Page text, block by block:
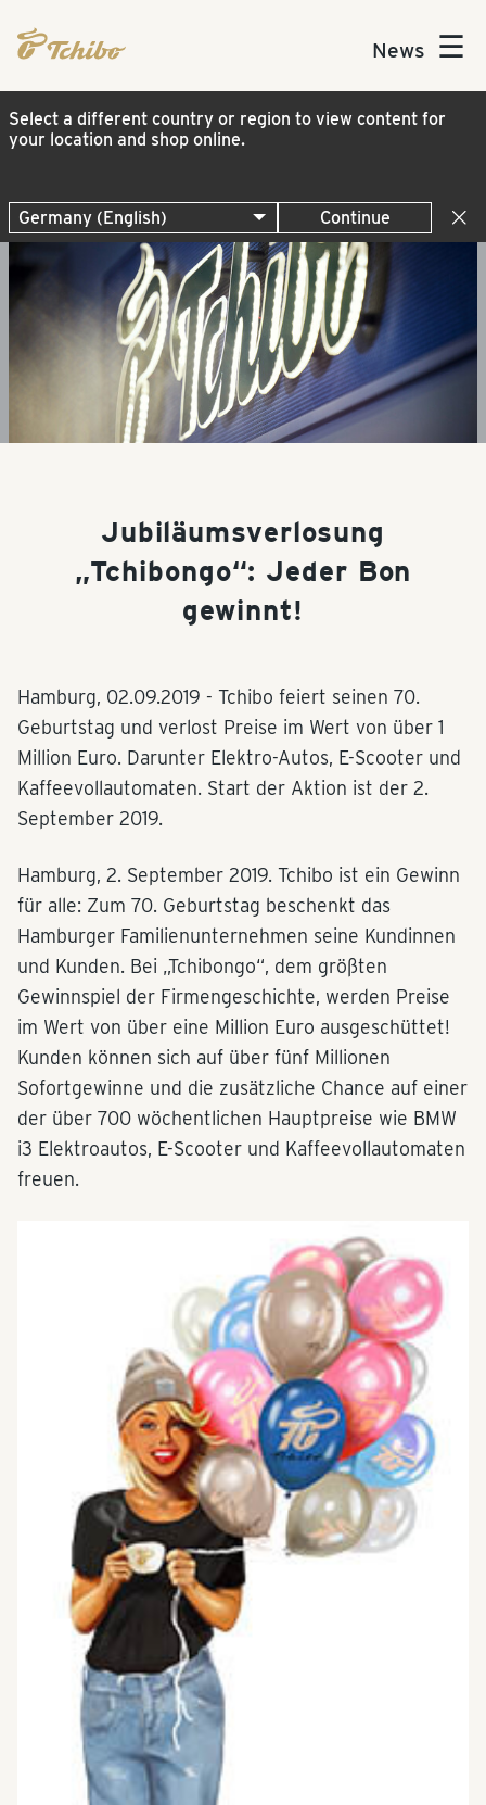
News ☰
Select a different country or region to view content for
your location and shop online.
Continue
Jubiläumsverlosung
„Tchibongo“: Jeder Bon
gewinnt!
Hamburg, 02.09.2019 - Tchibo feiert seinen 70.
Geburtstag und verlost Preise im Wert von über 1
Million Euro. Darunter Elektro-Autos, E-Scooter und
Kaffeevollautomaten. Start der Aktion ist der 2.
September 2019.
Hamburg, 2. September 2019. Tchibo ist ein Gewinn
für alle: Zum 70. Geburtstag beschenkt das
Hamburger Familienunternehmen seine Kundinnen
und Kunden. Bei „Tchibongo“, dem größten
Gewinnspiel der Firmengeschichte, werden Preise
im Wert von über eine Million Euro ausgeschüttet!
Kunden können sich auf über fünf Millionen
Sofortgewinne und die zusätzliche Chance auf einer
der über 700 wöchentlichen Hauptpreise wie BMW
i3 Elektroautos, E-Scooter und Kaffeevollautomaten
freuen.